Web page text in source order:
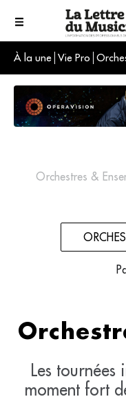
À la une Vie Pro
Le
Orchestres &
Les tournées
moment fort